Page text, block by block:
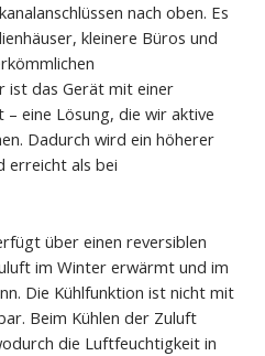
nach oben. Es
kleinere Büros und
ist das Gerät mit einer
eine Lösung, die wir aktive
Dadurch wird ein höherer
erreicht als bei
über einen reversiblen
im Winter erwärmt und im
Die Kühlfunktion ist nicht mit
Beim Kühlen der Zuluft
die Luftfeuchtigkeit in